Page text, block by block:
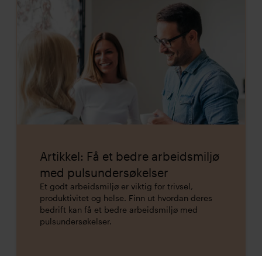
Artikkel: Få et bedre arbeidsmiljø
med pulsundersøkelser
Et godt arbeidsmiljø er viktig for trivsel,
produktivitet og helse. Finn ut hvordan deres
bedrift kan få et bedre arbeidsmiljø med
pulsundersøkelser.